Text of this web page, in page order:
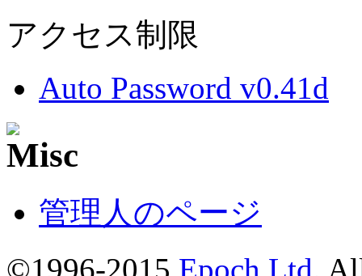
アクセス制限
Auto Password v0.41d
管理人のページ
©1996-2015 Epoch Ltd.